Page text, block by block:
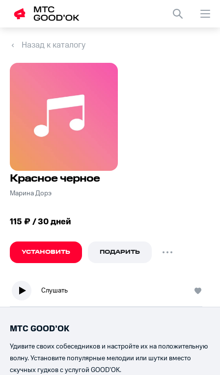
Назад к каталогу
Красное черное
Марина Дорэ
115 ₽ / 30 дней
УСТАНОВИТЬ ПОДАРИТЬ
Слушать
МТС GOOD’OK
Удивите своих собеседников и настройте их на положительную
волну. Установите популярные мелодии или шутки вместо
скучных гудков с услугой GOOD’OK.